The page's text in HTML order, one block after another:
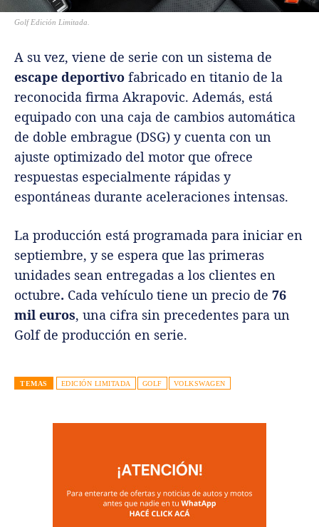
Golf Edición Limitada.
A su vez, viene de serie con un sistema de
escape deportivo fabricado en titanio de la
reconocida firma Akrapovic. Además, está
equipado con una caja de cambios automática
de doble embrague (DSG) y cuenta con un
ajuste optimizado del motor que ofrece
respuestas especialmente rápidas y
espontáneas durante aceleraciones intensas.
La producción está programada para iniciar en
septiembre, y se espera que las primeras
unidades sean entregadas a los clientes en
octubre. Cada vehículo tiene un precio de 76
mil euros, una cifra sin precedentes para un
Golf de producción en serie.
TEMAS EDICIÓN LIMITADA GOLF VOLKSWAGEN